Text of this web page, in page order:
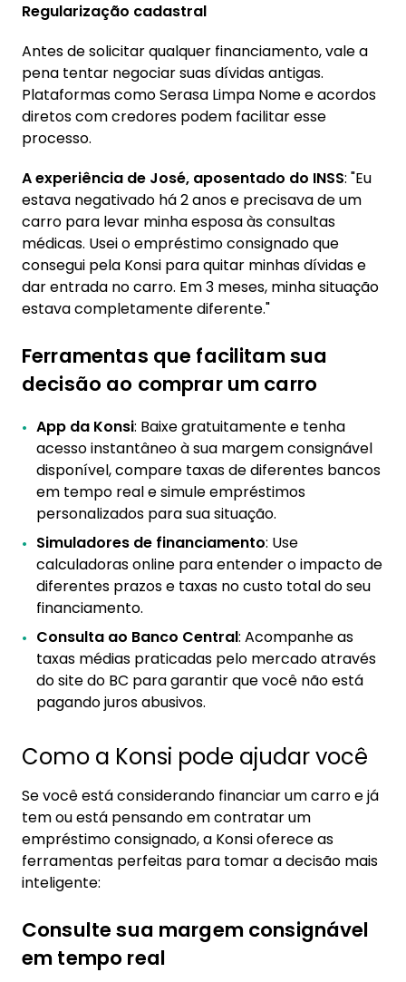
Regularização cadastral
Antes de solicitar qualquer financiamento, vale a
pena tentar negociar suas dívidas antigas.
Plataformas como Serasa Limpa Nome e acordos
diretos com credores podem facilitar esse
processo.
A experiência de José, aposentado do INSS: "Eu
estava negativado há 2 anos e precisava de um
carro para levar minha esposa às consultas
médicas. Usei o empréstimo consignado que
consegui pela Konsi para quitar minhas dívidas e
dar entrada no carro. Em 3 meses, minha situação
estava completamente diferente."
Ferramentas que facilitam sua
decisão ao comprar um carro
App da Konsi: Baixe gratuitamente e tenha
acesso instantâneo à sua margem consignável
disponível, compare taxas de diferentes bancos
em tempo real e simule empréstimos
personalizados para sua situação.
Simuladores de financiamento: Use
calculadoras online para entender o impacto de
diferentes prazos e taxas no custo total do seu
financiamento.
Consulta ao Banco Central: Acompanhe as
taxas médias praticadas pelo mercado através
do site do BC para garantir que você não está
pagando juros abusivos.
Como a Konsi pode ajudar você
Se você está considerando financiar um carro e já
tem ou está pensando em contratar um
empréstimo consignado, a Konsi oferece as
ferramentas perfeitas para tomar a decisão mais
inteligente:
Consulte sua margem consignável
em tempo real